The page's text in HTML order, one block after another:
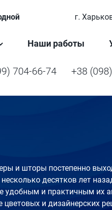
г.
Наши работы
+38
704-66-74
и шторы постепенно
десятков лет
удобным и практичным их
цветовых и дизайнерских